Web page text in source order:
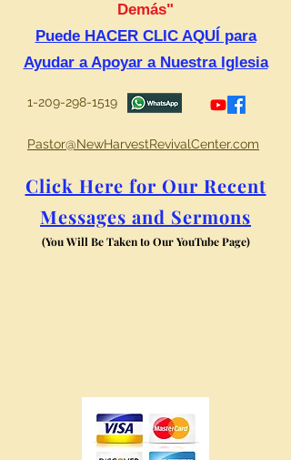
Demás"
Puede HACER CLIC AQUÍ para
Ayudar a Apoyar a Nuestra Iglesia
1-209-298-1519
Pastor@NewHarvestRevivalCenter.com
Click Here for Our Recent
Messages and Sermons
(You Will Be Taken to Our YouTube Page)